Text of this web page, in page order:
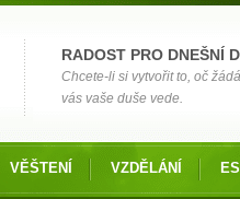
RADOST PRO DNEŠNÍ
Chcete-li si vytvořit to, oč
vás vaše duše vede.
VĚŠTENÍ VZDĚLÁNÍ